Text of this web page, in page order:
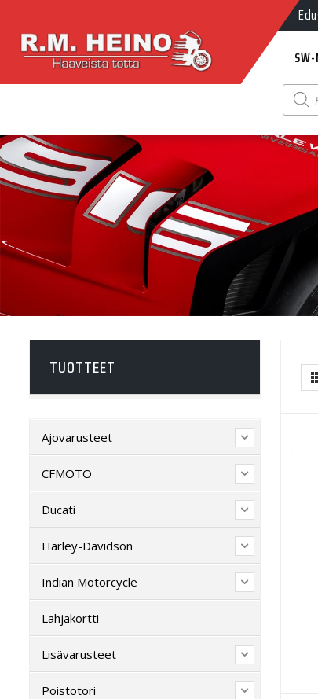
TUOTTEET
Ajovarusteet
CFMOTO
Ducati
Harley-Davidson
Indian Motorcycle
Lahjakortti
Lisävarusteet
Poistotori